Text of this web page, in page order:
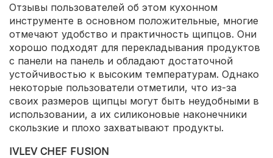
Отзывы пользователей об этом кухонном
инструменте в основном положительные, многие
отмечают удобство и практичность щипцов. Они
хорошо подходят для перекладывания продуктов
с панели на панель и обладают достаточной
устойчивостью к высоким температурам. Однако
некоторые пользователи отметили, что из-за
своих размеров щипцы могут быть неудобными в
использовании, а их силиконовые наконечники
скользкие и плохо захватывают продукты.
IVLEV CHEF FUSION